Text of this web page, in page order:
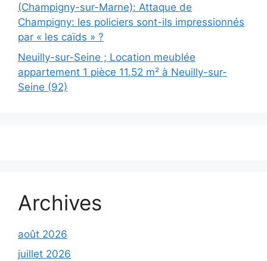
(Champigny-sur-Marne): Attaque de
Champigny: les policiers sont-ils impressionnés
par « les caïds » ?
Neuilly-sur-Seine ; Location meublée
appartement 1 pièce 11.52 m² à Neuilly-sur-
Seine (92)
Archives
août 2026
juillet 2026